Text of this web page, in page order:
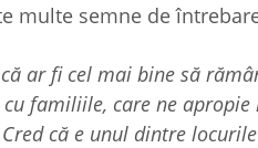
multe semne de
ar fi cel mai bine să
familiile, care ne
că e unul dintre